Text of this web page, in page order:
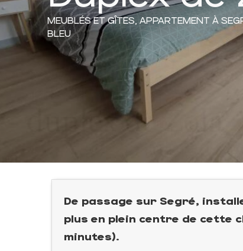
MEUBLÉS ET GÎTES, APPARTEMENT À
BLEU
De passage sur Segré,
plus en plein centre de cette
minutes).